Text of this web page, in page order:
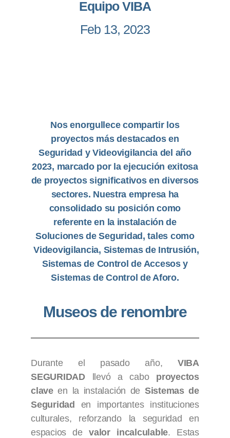
Equipo VIBA
Feb 13, 2023
Nosenorgullece compartir los
proyectos más destacados en
Seguridad y Videovigilancia del año
2023, marcado por la ejecución exitosa
de proyectos significativos en diversos
sectores. Nuestra empresa ha
consolidado su posición como
referente en la instalación de
Soluciones de Seguridad, tales como
Videovigilancia, Sistemas de Intrusión,
Sistemas de Control de Accesos y
Sistemas de Control de Aforo.
Museos de renombre
Durante el pasado año, VIBA
SEGURIDADllevó a cabo proyectos
claveen la instalación de Sistemas de
Seguridad
en importantes instituciones
culturales, reforzando la seguridad en
espacios devalor incalculable. Estas